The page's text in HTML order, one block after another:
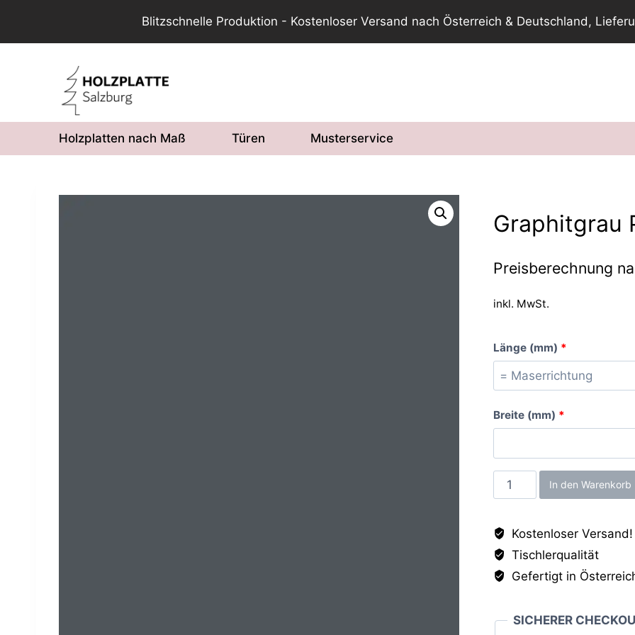
Blitzschnelle Produktion - Kostenloser Versand nach Österreich & Deutschland,
Holzplatten nach Maß Türen Musterservice
Graphitgrau
Preisberechnung
inkl. MwSt.
Länge (mm) *
Breite (mm) *
Graphitgrau
PE,
Menge
In den Warenkorb
Kostenloser Versand!
Tischlerqualität
Gefertigt in
SICHERER